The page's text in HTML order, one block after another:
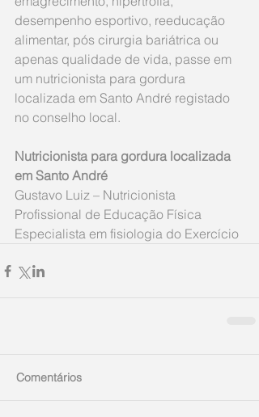
desempenho esportivo, reeducação
alimentar, pós cirurgia bariátrica ou
apenas qualidade de vida, passe em
um nutricionista para gordura
localizada em Santo André registado
no conselho local.
Nutricionista para gordura localizada
em Santo André
Gustavo Luiz – Nutricionista
Profissional de Educação Física
Especialista em fisiologia do Exercício
Comentários